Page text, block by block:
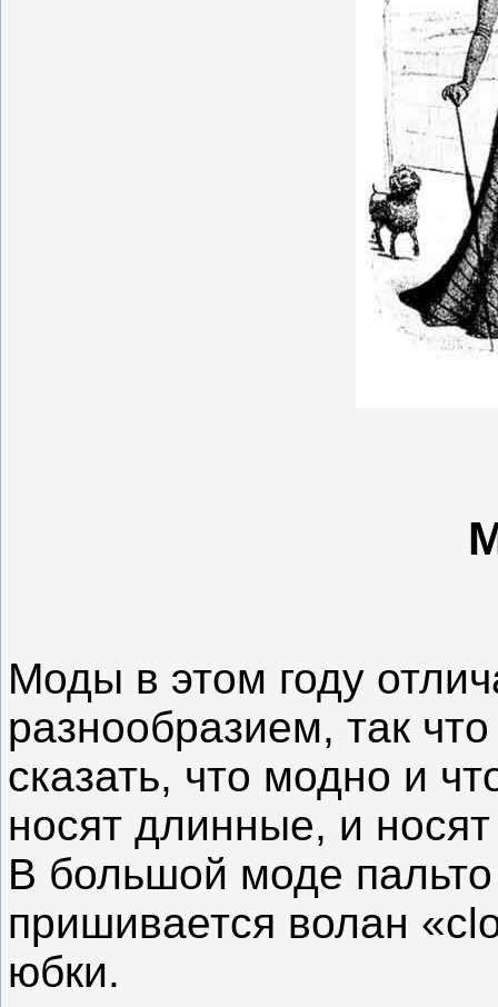
Моды в этом году
разнообразием, так
сказать, что модно и
носят длинные, и
В большой моде пальто
пришивается волан
юбки.